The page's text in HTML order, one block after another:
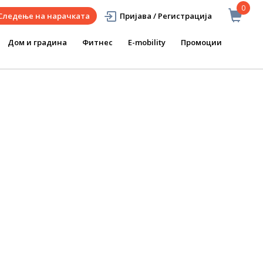
0
на нарачката Пријава / Регистрација
Дом и градина Фитнес E-mobility Промоции